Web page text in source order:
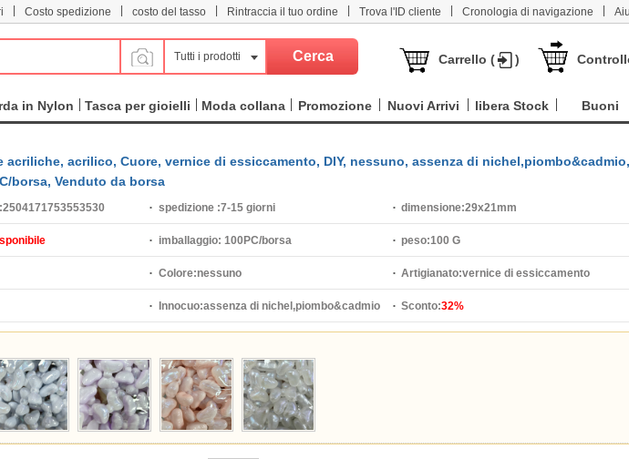
Costo spedizione costo del tasso Rintraccia il tuo ordine Trova l'ID cliente Cronologia di navigazione
Tutti i prodotti Carrello ( )
in Nylon Tasca per gioielli Moda collana Promozione Nuovi Arrivi libera Stock Buoni
acriliche, acrilico, Cuore, vernice di essiccamento, DIY, nessuno, assenza di nichel,piombo&cadmio,
borsa, Venduto da borsa
2504171753553530 spedizione :7-15 giorni dimensione:29x21mm
imballaggio: 100PC/borsa peso:100 G
Colore:nessuno Artigianato:vernice di essiccamento
Innocuo:assenza di nichel,piombo&cadmio Sconto:32%